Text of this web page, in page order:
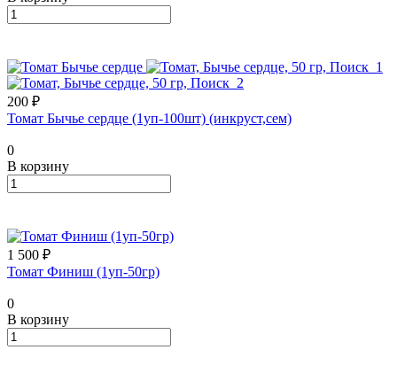
200 ₽
Томат Бычье сердце (1уп-100шт) (инкруст,сем)
0
В корзину
1 500 ₽
Томат Финиш (1уп-50гр)
0
В корзину